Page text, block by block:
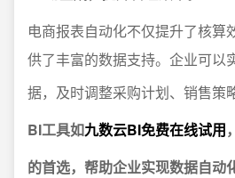
电商报表自动化不仅提升了核算
供了丰富的数据支持。企业可以
据，及时调整采购计划、销售策
BI工具如九数云BI免费在线试用
的首选，帮助企业实现数据自动